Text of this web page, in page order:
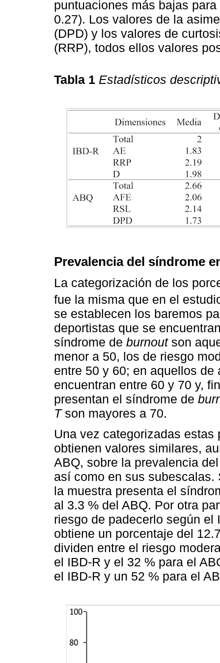
puntuaciones más bajas
0.27). Los valores de la
(DPD) y los valores de
(RRP), todos ellos valores
Tabla 1 Estadísticos
Prevalencia del síndrome
La categorización de los
fue la misma que en el
se establecen los baremos
deportistas que se
síndrome de burnoutson
menor a 50, los de riesgo
entre 50 y 60; en aquellos
encuentran entre 60 y 70 y,
presentan el síndrome de
Tson mayores a 70.
Una vez categorizadas
obtienen valores similares,
ABQ, sobre la prevalencia
así como en sus
la muestra presenta el
al 3.3 % del ABQ. Por otra
riesgo de padecerlo según el
obtiene un porcentaje del
dividen entre el riesgo
el IBD-R y el 32 % para el
el IBD-R y un 52 % para el